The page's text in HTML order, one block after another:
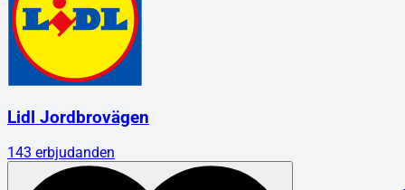
Lidl Jordbrovägen
143 erbjudanden